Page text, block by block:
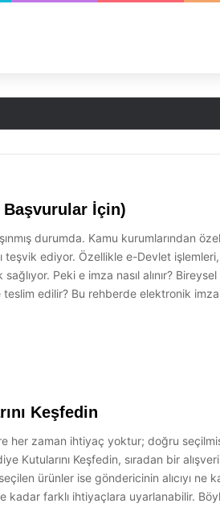
Başvurular İçin)
durumda. Kamu kurumlarından
teşvik ediyor. Özellikle e-Devlet
Peki e imza nasıl alınır?
edilir? Bu rehberde elektronik imza
Keşfedin
her zaman ihtiyaç yoktur; doğru
Kutularını Keşfedin, sıradan bir
ürünler ise göndericinin alıcıyı ne
farklı ihtiyaçlara uyarlanabilir.